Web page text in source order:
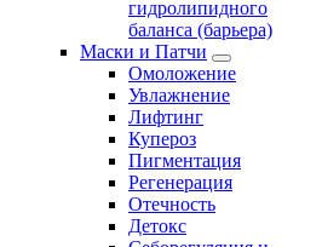
гидролипидного
баланса (барьера)
Маски и Патчи
Омоложение
Увлажнение
Лифтинг
Купероз
Пигментация
Регенерация
Отечность
Детокс